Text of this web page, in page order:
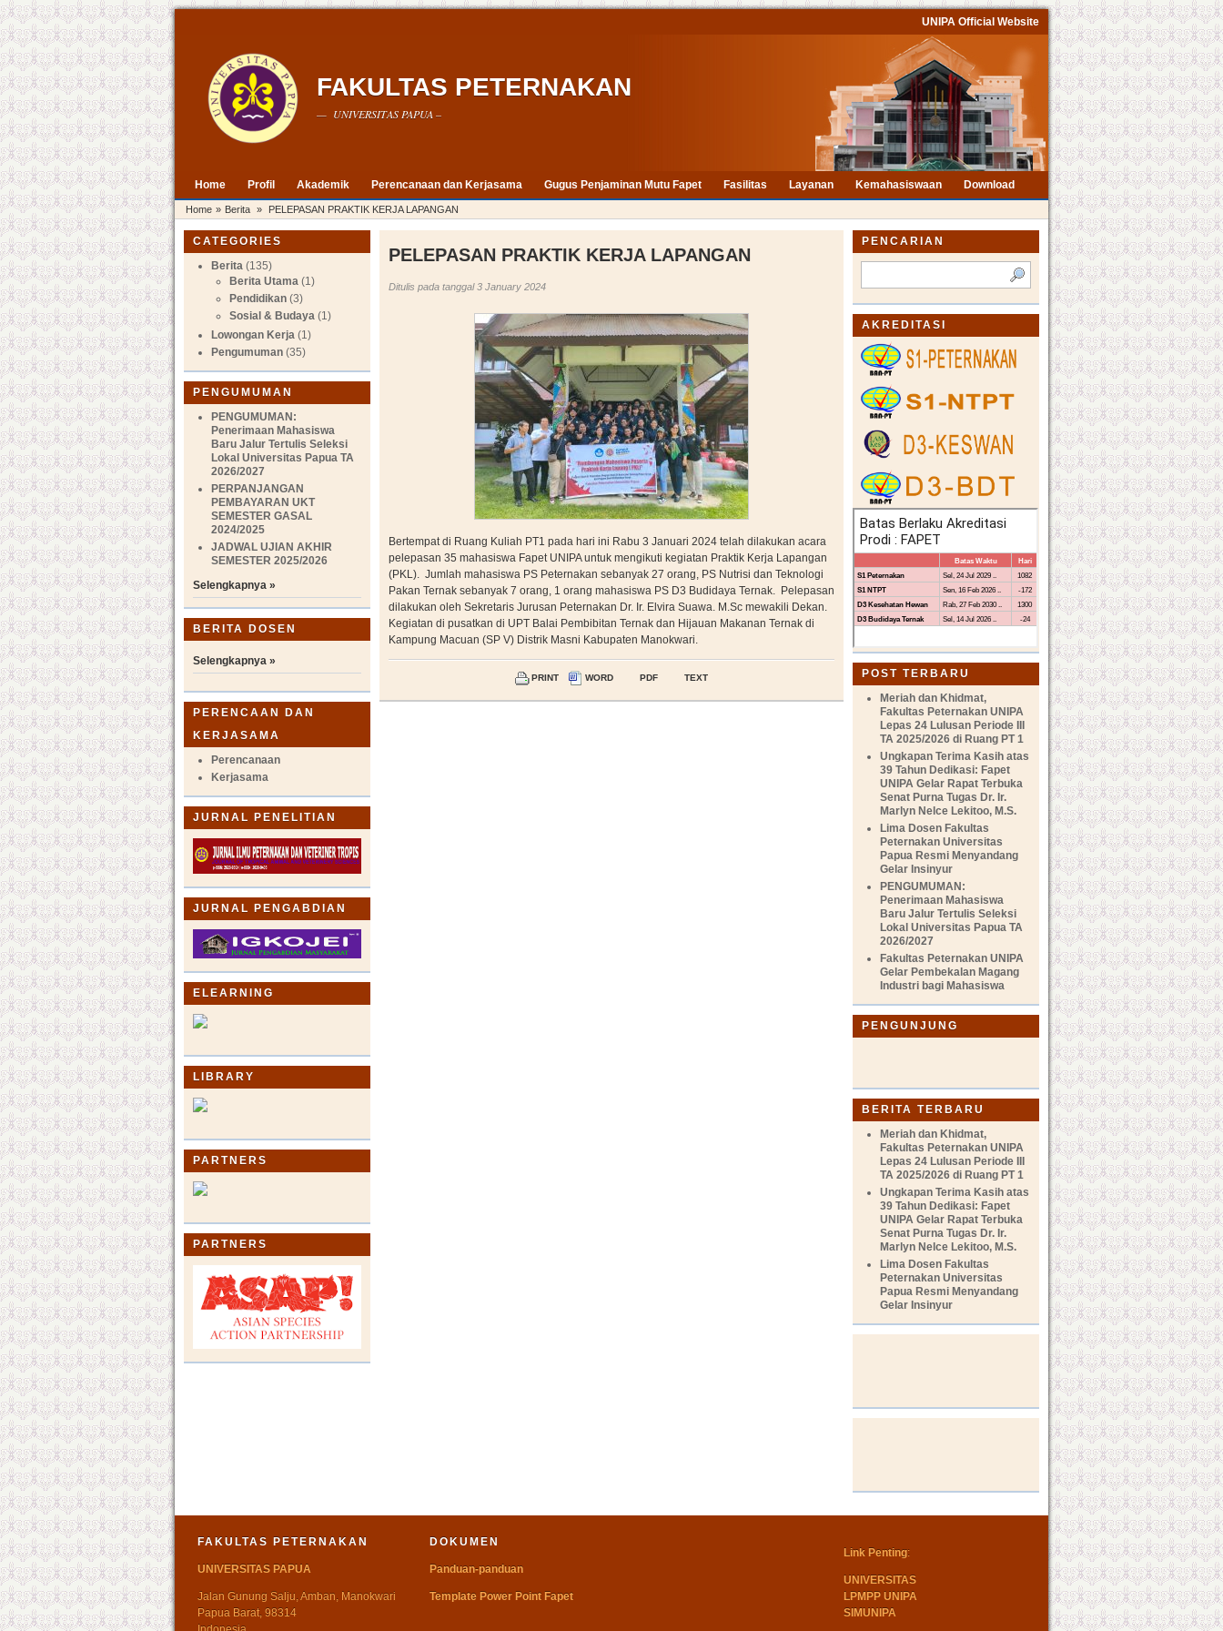
UNIPA Official Website
FAKULTAS PETERNAKAN
— UNIVERSITAS PAPUA –
Home Profil Akademik Perencanaan dan Kerjasama Gugus Penjaminan Mutu Fapet Fasilitas Layanan Kemahasiswaan Download
Home » Berita » PELEPASAN PRAKTIK KERJA LAPANGAN
CATEGORIES
Berita (135)
Berita Utama (1)
Pendidikan (3)
Sosial & Budaya (1)
Lowongan Kerja (1)
Pengumuman (35)
PENGUMUMAN
PENGUMUMAN:
Penerimaan Mahasiswa
Baru Jalur Tertulis Seleksi
Lokal Universitas Papua TA
2026/2027
PERPANJANGAN
PEMBAYARAN UKT
SEMESTER GASAL
2024/2025
JADWAL UJIAN AKHIR
SEMESTER 2025/2026
Selengkapnya »
BERITA DOSEN
Selengkapnya »
PERENCAAN DAN
KERJASAMA
Perencanaan
Kerjasama
JURNAL PENELITIAN
JURNAL PENGABDIAN
ELEARNING
LIBRARY
PARTNERS
PARTNERS
PELEPASAN PRAKTIK KERJA LAPANGAN
Ditulis pada tanggal 3 January 2024
Bertempat di Ruang Kuliah PT1 pada hari ini Rabu 3 Januari 2024 telah dilakukan acara
pelepasan 35 mahasiswa Fapet UNIPA untuk mengikuti kegiatan Praktik Kerja Lapangan
(PKL). Jumlah mahasiswa PS Peternakan sebanyak 27 orang, PS Nutrisi dan Teknologi
Pakan Ternak sebanyak 7 orang, 1 orang mahasiswa PS D3 Budidaya Ternak. Pelepasan
dilakukan oleh Sekretaris Jurusan Peternakan Dr. Ir. Elvira Suawa. M.Sc mewakili Dekan.
Kegiatan di pusatkan di UPT Balai Pembibitan Ternak dan Hijauan Makanan Ternak di
Kampung Macuan (SP V) Distrik Masni Kabupaten Manokwari.
PRINT WORD PDF TEXT
PENCARIAN
AKREDITASI
POST TERBARU
Meriah dan Khidmat,
Fakultas Peternakan UNIPA
Lepas 24 Lulusan Periode III
TA 2025/2026 di Ruang PT 1
Ungkapan Terima Kasih atas
39 Tahun Dedikasi: Fapet
UNIPA Gelar Rapat Terbuka
Senat Purna Tugas Dr. Ir.
Marlyn Nelce Lekitoo, M.S.
Lima Dosen Fakultas
Peternakan Universitas
Papua Resmi Menyandang
Gelar Insinyur
PENGUMUMAN:
Penerimaan Mahasiswa
Baru Jalur Tertulis Seleksi
Lokal Universitas Papua TA
2026/2027
Fakultas Peternakan UNIPA
Gelar Pembekalan Magang
Industri bagi Mahasiswa
PENGUNJUNG
BERITA TERBARU
Meriah dan Khidmat,
Fakultas Peternakan UNIPA
Lepas 24 Lulusan Periode III
TA 2025/2026 di Ruang PT 1
Ungkapan Terima Kasih atas
39 Tahun Dedikasi: Fapet
UNIPA Gelar Rapat Terbuka
Senat Purna Tugas Dr. Ir.
Marlyn Nelce Lekitoo, M.S.
Lima Dosen Fakultas
Peternakan Universitas
Papua Resmi Menyandang
Gelar Insinyur
FAKULTAS PETERNAKAN
UNIVERSITAS PAPUA
Jalan Gunung Salju, Amban, Manokwari
Papua Barat, 98314
DOKUMEN
Panduan-panduan
Template Power Point Fapet
Link Penting:
UNIVERSITAS
LPMPP UNIPA
SIMUNIPA